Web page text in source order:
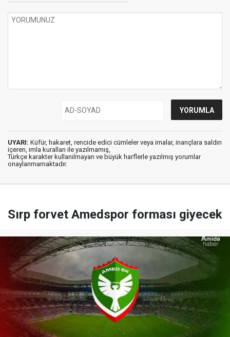
UYARI: Küfür, hakaret, rencide edici cümleler veya imalar, inançlara saldırı
içeren, imla kuralları ile yazılmamış,
Türkçe karakter kullanılmayan ve büyük harflerle yazılmış yorumlar
onaylanmamaktadır.
Sırp forvet Amedspor forması giyecek